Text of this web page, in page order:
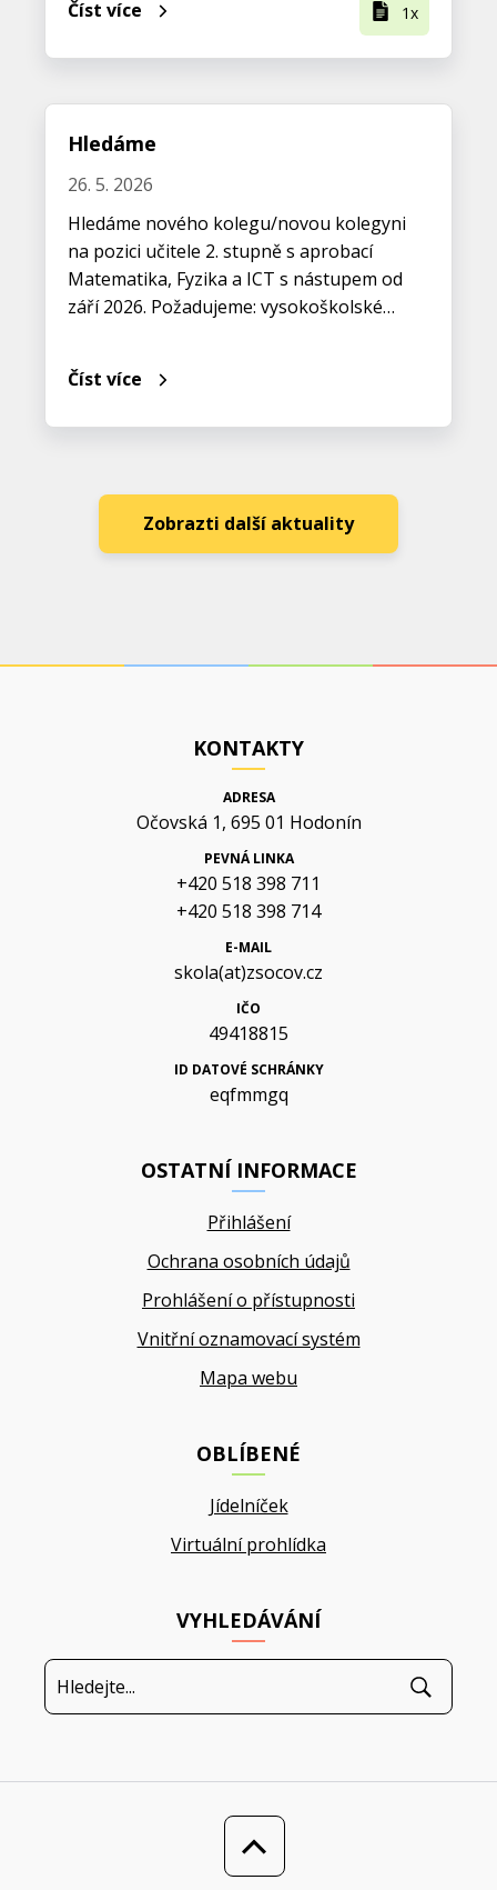
Číst více 1x
Hledáme
26. 5. 2026
Hledáme nového kolegu/novou kolegyni
na pozici učitele 2. stupně s aprobací
Matematika, Fyzika a ICT s nástupem od
září 2026. Požadujeme: vysokoškolské…
Číst více
Zobrazti další aktuality
KONTAKTY
ADRESA
Očovská 1, 695 01 Hodonín
PEVNÁ LINKA
+420 518 398 711
+420 518 398 714
E-MAIL
skola(at)zsocov.cz
IČO
49418815
ID DATOVÉ SCHRÁNKY
eqfmmgq
OSTATNÍ INFORMACE
Přihlášení
Ochrana osobních údajů
Prohlášení o přístupnosti
Vnitřní oznamovací systém
Mapa webu
OBLÍBENÉ
Jídelníček
Virtuální prohlídka
VYHLEDÁVÁNÍ